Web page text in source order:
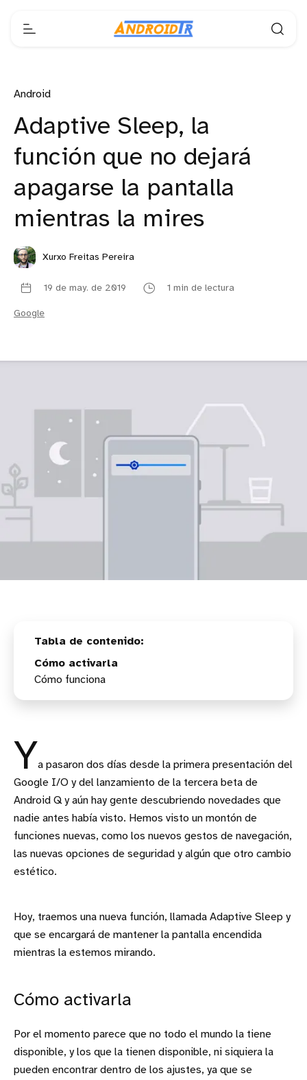
Android
Adaptive Sleep, la
función que no dejará
apagarse la pantalla
mientras la mires
Xurxo Freitas Pereira
19 de may. de 2019 1 min de lectura
Google
Cómo activarla
Cómo funciona
Ya pasaron dos días desde la primera presentación del
Google I/O y del lanzamiento de la tercera beta de
Android Q y aún hay gente descubriendo novedades que
nadie antes había visto. Hemos visto un montón de
funciones nuevas, como los nuevos gestos de navegación,
las nuevas opciones de seguridad y algún que otro cambio
estético.
Hoy, traemos una nueva función, llamada Adaptive Sleep y
que se encargará de mantener la pantalla encendida
mientras la estemos mirando.
Cómo activarla
Por el momento parece que no todo el mundo la tiene
disponible, y los que la tienen disponible, ni siquiera la
pueden encontrar dentro de los ajustes, ya que se